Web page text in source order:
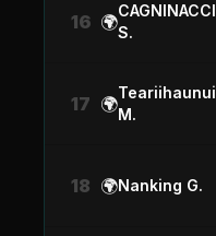
16 🌍
CAGNINACCI
S.
17 🌍
Teariihaunui
M.
18 🌍Nanking G.